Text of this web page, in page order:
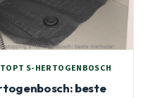
S-HERTOGENBOSCH
beste